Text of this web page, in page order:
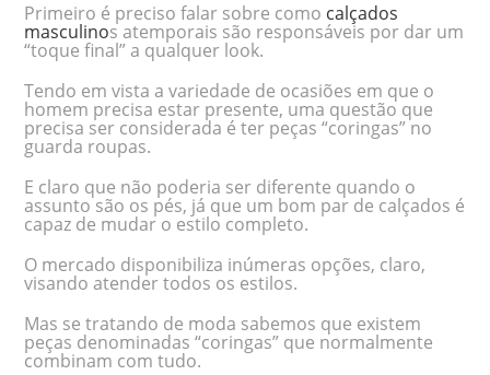
Primeiro é preciso falar sobre como calçados
masculinos atemporais são responsáveis por dar um
“toque final” a qualquer look.
Tendo em vista a variedade de ocasiões em que o
homem precisa estar presente, uma questão que
precisa ser considerada é ter peças “coringas” no
guarda roupas.
E claro que não poderia ser diferente quando o
assunto são os pés, já que um bom par de calçados é
capaz de mudar o estilo completo.
O mercado disponibiliza inúmeras opções, claro,
visando atender todos os estilos.
Mas se tratando de moda sabemos que existem
peças denominadas “coringas” que normalmente
combinam com tudo.